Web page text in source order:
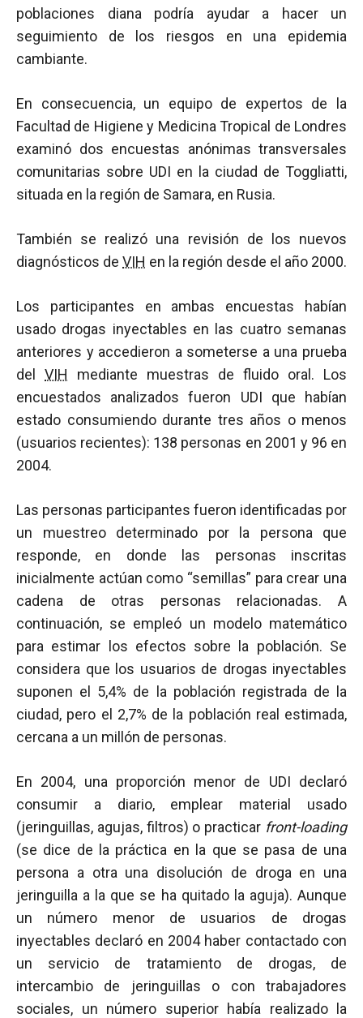
poblaciones diana podría ayudar a hacer un
seguimiento de los riesgos en una epidemia
cambiante.
En consecuencia, un equipo de expertos de la
Facultad de Higiene y Medicina Tropical de Londres
examinó dos encuestas anónimas transversales
comunitarias sobre UDI en la ciudad de Toggliatti,
situada en la región de Samara, en Rusia.
También se realizó una revisión de los nuevos
diagnósticos de VIH en la región desde el año 2000.
Los participantes en ambas encuestas habían
usado drogas inyectables en las cuatro semanas
anteriores y accedieron a someterse a una prueba
del VIH mediante muestras de fluido oral. Los
encuestados analizados fueron UDI que habían
estado consumiendo durante tres años o menos
(usuarios recientes): 138 personas en 2001 y 96 en
2004.
Las personas participantes fueron identificadas por
un muestreo determinado por la persona que
responde, en donde las personas inscritas
inicialmente actúan como “semillas” para crear una
cadena de otras personas relacionadas. A
continuación, se empleó un modelo matemático
para estimar los efectos sobre la población. Se
considera que los usuarios de drogas inyectables
suponen el 5,4% de la población registrada de la
ciudad, pero el 2,7% de la población real estimada,
cercana a un millón de personas.
En 2004, una proporción menor de UDI declaró
consumir a diario, emplear material usado
(jeringuillas, agujas, filtros) o practicar front-loading
(se dice de la práctica en la que se pasa de una
persona a otra una disolución de droga en una
jeringuilla a la que se ha quitado la aguja). Aunque
un número menor de usuarios de drogas
inyectables declaró en 2004 haber contactado con
un servicio de tratamiento de drogas, de
intercambio de jeringuillas o con trabajadores
sociales, un número superior había realizado la